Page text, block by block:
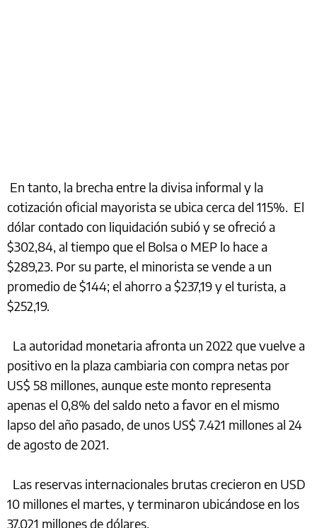
En tanto, la brecha entre la divisa informal y la
cotización oficial mayorista se ubica cerca del 115%. El
dólar contado con liquidación subió y se ofreció a
$302,84, al tiempo que el Bolsa o MEP lo hace a
$289,23. Por su parte, el minorista se vende a un
promedio de $144; el ahorro a $237,19 y el turista, a
$252,19.
La autoridad monetaria afronta un 2022 que vuelve a
positivo en la plaza cambiaria con compra netas por
US$ 58 millones, aunque este monto representa
apenas el 0,8% del saldo neto a favor en el mismo
lapso del año pasado, de unos US$ 7.421 millones al 24
de agosto de 2021.
Las reservas internacionales brutas crecieron en USD
10 millones el martes, y terminaron ubicándose en los
37.021 millones de dólares.